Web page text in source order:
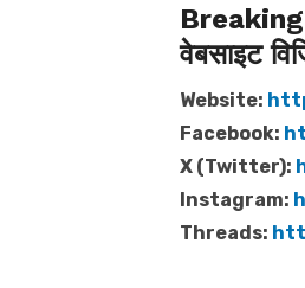
Breaking
वेबसाइट
Website:
Facebook:
X (Twitter):
Instagram:
Threads: